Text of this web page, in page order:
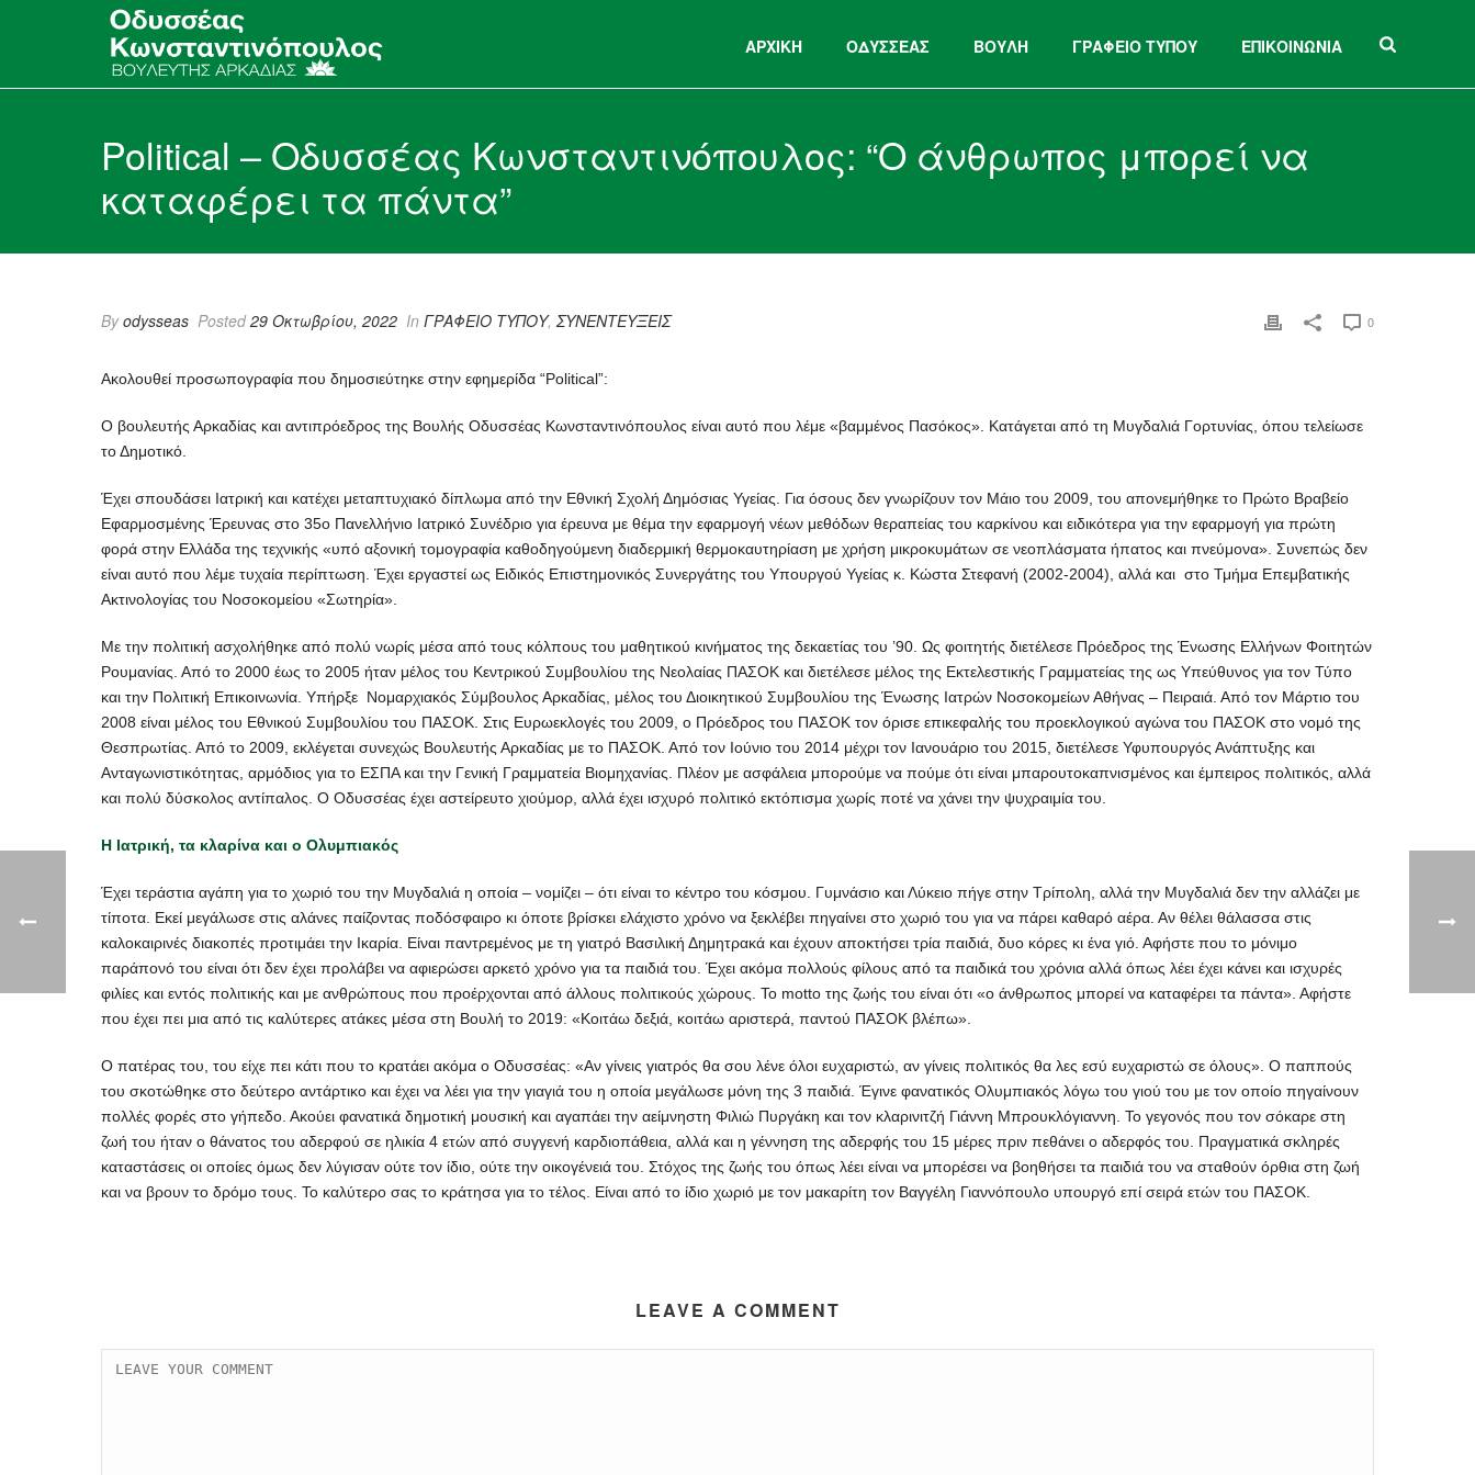
ΑΡΧΙΚΉ ΟΔΥΣΣΕΑΣ ΒΟΥΛΗ ΓΡΑΦΕΙΟ ΤΥΠΟΥ ΕΠΙΚΟΙΝΩΝΙΑ
Political – Οδυσσέας Κωνσταντινόπουλος: “Ο άνθρωπος μπορεί να
καταφέρει τα πάντα”
Byodysseas Posted29 Οκτωβρίου, 2022 In ΓΡΑΦΕΙΟ ΤΥΠΟΥ,ΣΥΝΕΝΤΕΥΞΕΙΣ 0
Ακολουθεί προσωπογραφία που δημοσιεύτηκε στην εφημερίδα “Political”:
Ο βουλευτής Αρκαδίας και αντιπρόεδρος της Βουλής Οδυσσέας Κωνσταντινόπουλος είναι αυτό που λέμε «βαμμένος Πασόκος». Κατάγεται από τη Μυγδαλιά Γορτυνίας, όπου τελείωσε
το Δημοτικό.
Έχει σπουδάσει Ιατρική και κατέχει μεταπτυχιακό δίπλωμα από την Εθνική Σχολή Δημόσιας Υγείας. Για όσους δεν γνωρίζουν τον Μάιο του 2009, του απονεμήθηκε το Πρώτο Βραβείο
Εφαρμοσμένης Έρευνας στο 35ο Πανελλήνιο Ιατρικό Συνέδριο για έρευνα με θέμα την εφαρμογή νέων μεθόδων θεραπείας του καρκίνου και ειδικότερα για την εφαρμογή για πρώτη
φορά στην Ελλάδα της τεχνικής «υπό αξονική τομογραφία καθοδηγούμενη διαδερμική θερμοκαυτηρίαση με χρήση μικροκυμάτων σε νεοπλάσματα ήπατος και πνεύμονα». Συνεπώς δεν
είναι αυτό που λέμε τυχαία περίπτωση. Έχει εργαστεί ως Ειδικός Επιστημονικός Συνεργάτης του Υπουργού Υγείας κ. Κώστα Στεφανή (2002-2004), αλλά και στο Τμήμα Επεμβατικής
Ακτινολογίας του Νοσοκομείου «Σωτηρία».
Με την πολιτική ασχολήθηκε από πολύ νωρίς μέσα από τους κόλπους του μαθητικού κινήματος της δεκαετίας του ’90. Ως φοιτητής διετέλεσε Πρόεδρος της Ένωσης Ελλήνων Φοιτητών
Ρουμανίας. Από το 2000 έως το 2005 ήταν μέλος του Κεντρικού Συμβουλίου της Νεολαίας ΠΑΣΟΚ και διετέλεσε μέλος της Εκτελεστικής Γραμματείας της ως Υπεύθυνος για τον Τύπο
και την Πολιτική Επικοινωνία. Υπήρξε Νομαρχιακός Σύμβουλος Αρκαδίας, μέλος του Διοικητικού Συμβουλίου της Ένωσης Ιατρών Νοσοκομείων Αθήνας – Πειραιά. Από τον Μάρτιο του
2008 είναι μέλος του Εθνικού Συμβουλίου του ΠΑΣΟΚ. Στις Ευρωεκλογές του 2009, ο Πρόεδρος του ΠΑΣΟΚ τον όρισε επικεφαλής του προεκλογικού αγώνα του ΠΑΣΟΚ στο νομό της
Θεσπρωτίας. Από το 2009, εκλέγεται συνεχώς Βουλευτής Αρκαδίας με το ΠΑΣΟΚ. Από τον Ιούνιο του 2014 μέχρι τον Ιανουάριο του 2015, διετέλεσε Υφυπουργός Ανάπτυξης και
Ανταγωνιστικότητας, αρμόδιος για το ΕΣΠΑ και την Γενική Γραμματεία Βιομηχανίας. Πλέον με ασφάλεια μπορούμε να πούμε ότι είναι μπαρουτοκαπνισμένος και έμπειρος πολιτικός, αλλά
και πολύ δύσκολος αντίπαλος. Ο Οδυσσέας έχει αστείρευτο χιούμορ, αλλά έχει ισχυρό πολιτικό εκτόπισμα χωρίς ποτέ να χάνει την ψυχραιμία του.
Η Ιατρική, τα κλαρίνα και ο Ολυμπιακός
Έχει τεράστια αγάπη για το χωριό του την Μυγδαλιά η οποία – νομίζει – ότι είναι το κέντρο του κόσμου. Γυμνάσιο και Λύκειο πήγε στην Τρίπολη, αλλά την Μυγδαλιά δεν την αλλάζει με
τίποτα. Εκεί μεγάλωσε στις αλάνες παίζοντας ποδόσφαιρο κι όποτε βρίσκει ελάχιστο χρόνο να ξεκλέβει πηγαίνει στο χωριό του για να πάρει καθαρό αέρα. Αν θέλει θάλασσα στις
καλοκαιρινές διακοπές προτιμάει την Ικαρία. Είναι παντρεμένος με τη γιατρό Βασιλική Δημητρακά και έχουν αποκτήσει τρία παιδιά, δυο κόρες κι ένα γιό. Αφήστε που το μόνιμο
παράπονό του είναι ότι δεν έχει προλάβει να αφιερώσει αρκετό χρόνο για τα παιδιά του. Έχει ακόμα πολλούς φίλους από τα παιδικά του χρόνια αλλά όπως λέει έχει κάνει και ισχυρές
φιλίες και εντός πολιτικής και με ανθρώπους που προέρχονται από άλλους πολιτικούς χώρους. Το motto της ζωής του είναι ότι «ο άνθρωπος μπορεί να καταφέρει τα πάντα». Αφήστε
που έχει πει μια από τις καλύτερες ατάκες μέσα στη Βουλή το 2019: «Κοιτάω δεξιά, κοιτάω αριστερά, παντού ΠΑΣΟΚ βλέπω».
Ο πατέρας του, του είχε πει κάτι που το κρατάει ακόμα ο Οδυσσέας: «Αν γίνεις γιατρός θα σου λένε όλοι ευχαριστώ, αν γίνεις πολιτικός θα λες εσύ ευχαριστώ σε όλους». Ο παππούς
του σκοτώθηκε στο δεύτερο αντάρτικο και έχει να λέει για την γιαγιά του η οποία μεγάλωσε μόνη της 3 παιδιά. Έγινε φανατικός Ολυμπιακός λόγω του γιού του με τον οποίο πηγαίνουν
πολλές φορές στο γήπεδο. Ακούει φανατικά δημοτική μουσική και αγαπάει την αείμνηστη Φιλιώ Πυργάκη και τον κλαρινιτζή Γιάννη Μπρουκλόγιαννη. Το γεγονός που τον σόκαρε στη
ζωή του ήταν ο θάνατος του αδερφού σε ηλικία 4 ετών από συγγενή καρδιοπάθεια, αλλά και η γέννηση της αδερφής του 15 μέρες πριν πεθάνει ο αδερφός του. Πραγματικά σκληρές
καταστάσεις οι οποίες όμως δεν λύγισαν ούτε τον ίδιο, ούτε την οικογένειά του. Στόχος της ζωής του όπως λέει είναι να μπορέσει να βοηθήσει τα παιδιά του να σταθούν όρθια στη ζωή
και να βρουν το δρόμο τους. Το καλύτερο σας το κράτησα για το τέλος. Είναι από το ίδιο χωριό με τον μακαρίτη τον Βαγγέλη Γιαννόπουλο υπουργό επί σειρά ετών του ΠΑΣΟΚ.
LEAVE A COMMENT